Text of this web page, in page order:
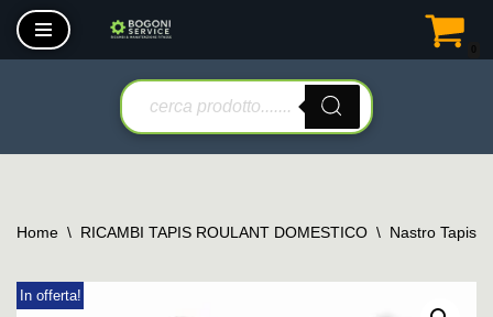
Vai
Home \ RICAMBI TAPIS ROULANT DOMESTICO \ Nastro Tapis
In offerta!